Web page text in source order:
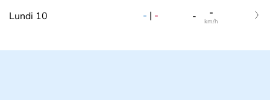
Lundi 10 - | - - -
km/h